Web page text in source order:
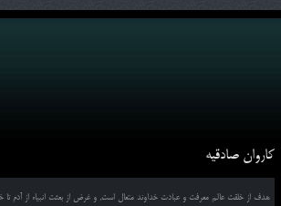
کاروان صادقیه
هدف از خلقت عالم معرفت و عبادت خداوند متعال است, و غرض از بعثت انبیاء از آدم